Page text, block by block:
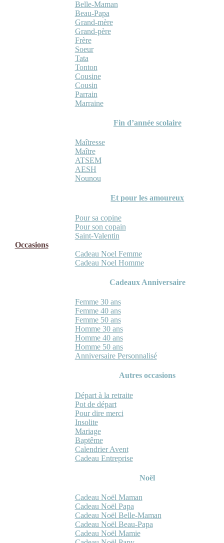
Belle-Maman
Beau-Papa
Grand-mère
Grand-père
Frère
Soeur
Tata
Tonton
Cousine
Cousin
Parrain
Marraine
Fin d’année scolaire
Maîtresse
Maître
ATSEM
AESH
Nounou
Et pour les amoureux
Pour sa copine
Pour son copain
Saint-Valentin
Occasions
Cadeau Noel Femme
Cadeau Noel Homme
Cadeaux Anniversaire
Femme 30 ans
Femme 40 ans
Femme 50 ans
Homme 30 ans
Homme 40 ans
Homme 50 ans
Anniversaire Personnalisé
Autres occasions
Départ à la retraite
Pot de départ
Pour dire merci
Insolite
Mariage
Baptême
Calendrier Avent
Cadeau Entreprise
Noël
Cadeau Noël Maman
Cadeau Noël Papa
Cadeau Noël Belle-Maman
Cadeau Noël Beau-Papa
Cadeau Noël Mamie